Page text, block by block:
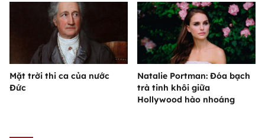
Mặt trời thi ca của nước
Đức
Natalie Portman: Đóa bạch
trà tinh khôi giữa
Hollywood hào nhoáng